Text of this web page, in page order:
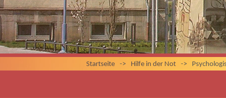
Startseite -> Hilfe in der Not ->